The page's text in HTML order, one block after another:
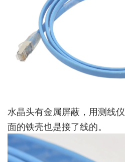
水晶头有金属屏蔽，用测线
面的铁壳也是接了线的。